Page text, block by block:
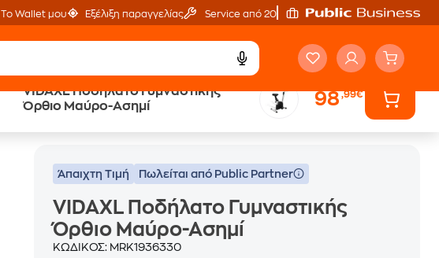
Το Wallet μου Εξέλιξη παραγγελίας Service από 20'
VIDAXL Ποδήλατο Γυμναστικής
Όρθιο Μαύρο-Ασημί
98,99€
Άπαιχτη Τιμή Πωλείται από Public Partner
VIDAXL Ποδήλατο Γυμναστικής
Όρθιο Μαύρο-Ασημί
ΚΩΔΙΚΟΣ: MRK1936330